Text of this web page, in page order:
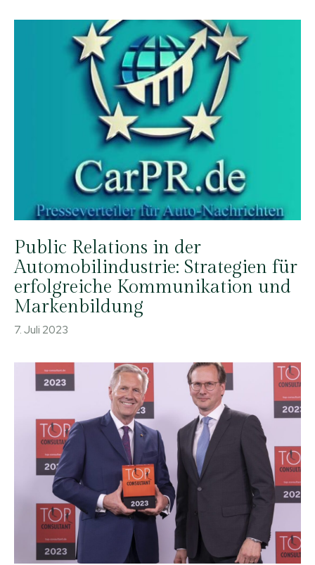
Public Relations in der
Automobilindustrie: Strategien für
erfolgreiche Kommunikation und
Markenbildung
7. Juli 2023